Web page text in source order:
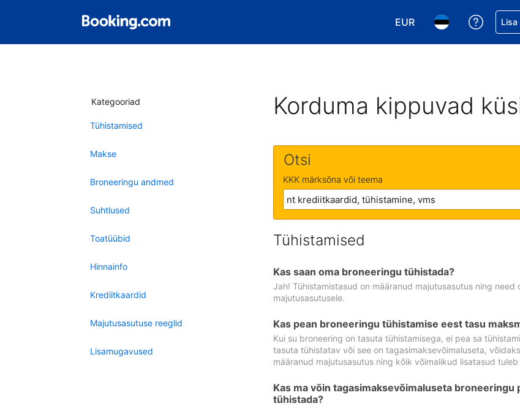
EUR
Vali valuuta. Praegune
Vali keel.
SaaLisa
Kategooriad
Tühistamised
Makse
Broneeringu andmed
Suhtlused
Toatüübid
Hinnainfo
Krediitkaardid
Majutusasutuse reeglid
Lisamugavused
Korduma kippuvad
Otsi
KKK märksõna või teema
Tühistamised
Kas saan oma broneeringu tühistada?
Jah! Tühistamistasud on määranud majutusasutus ning
majutusasutusele.
Kas pean broneeringu tühistamise eest tasu
Kui su broneering on tasuta tühistamisega, ei pea sa
tasuta tühistatav või see on tagasimaksevõimaluseta,
määranud majutusasutus ning kõik võimalikud lisatasud
Kas ma võin tagasimaksevõimaluseta
tühistada?